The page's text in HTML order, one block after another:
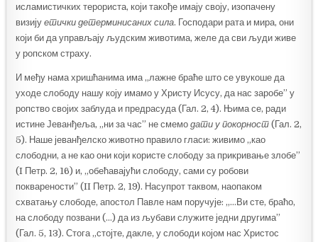
исламистичких терориста, који такође имају своју, изопачену
визијуетички детерминисаних сила. Господари рата и мира, они
који би да управљају људским животима, желе да сви људи живе
у ропском страху.
И међу нама хришћанима има „лажне браће што се увукоше да
уходе слободу нашу коју имамо у Христу Исусу, да нас заробе” у
ропство својих заблуда и предрасуда (Гал. 2, 4). Њима се, ради
истине Јеванђеља, „ни за час” не смемодати у покорност (Гал. 2,
5). Наше јеванђелско животно правило гласи: живимо „као
слободни, а не као они који користе слободу за прикривање злобе”
(I Петр. 2, 16) и, „обећавајући слободу, сами су робови
покварености” (II Петр. 2, 19). Насупрот таквом, наопаком
схватању слободе, апостол Павле нам поручује: „…Ви сте, браћо,
на слободу позвани (…) да из љубави служите једни другима”
(Гал. 5, 13). Стога „стојте, дакле, у слободи којом нас Христос